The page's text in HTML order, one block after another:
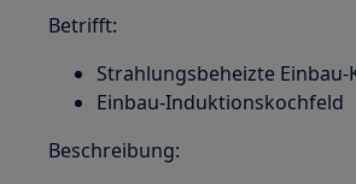
Betrifft:
Strahlungsbeheizte
Einbau-Induktionskochfeld
Beschreibung: